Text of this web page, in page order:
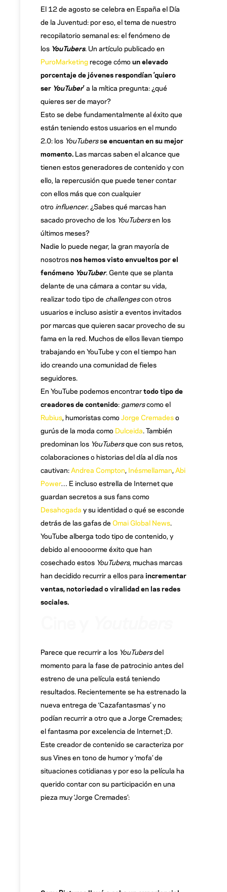
El 12 de agosto se celebra en España el Día
de la Juventud: por eso, el tema de nuestro
recopilatorio semanal es: el fenómeno de
los YouTubers. Un artículo publicado en
PuroMarketingrecoge cómo un elevado
porcentaje de jóvenes respondían ‘quiero
ser YouTuber‘a la mítica pregunta: ¿qué
quieres ser de mayor?
Esto se debe fundamentalmente al éxito que
están teniendo estos usuarios en el mundo
2.0: los YouTubersse encuentan en su mejor
momento. Las marcas saben el alcance que
tienen estos generadores de contenido y con
ello, la repercusión que puede tener contar
con ellos más que con cualquier
otro influencer. ¿Sabes qué marcas han
sacado provecho de los YouTubersen los
últimos meses?
Nadie lo puede negar, la gran mayoría de
nosotrosnos hemos visto envueltos por el
fenómeno YouTuber. Gente que se planta
delante de una cámara a contar su vida,
realizar todo tipo de challengescon otros
usuarios e incluso asistir a eventos invitados
por marcas que quieren sacar provecho de su
fama en la red. Muchos de ellos llevan tiempo
trabajando en YouTube y con el tiempo han
ido creando una comunidad de fieles
seguidores.
En YouTube podemos encontrartodo tipo de
creadores de contenido: gamerscomo el
Rubius, humoristas como Jorge Cremadeso
gurús de la moda como Dulceida. También
predominan los YouTubersque con sus retos,
colaboraciones o historias del día al día nos
cautivan:Andrea Compton, Inésmellaman,Abi
Power… E incluso estrella de Internet que
guardan secretos a sus fans como
Desahogada y su identidad o qué se esconde
detrás de las gafas de Omai Global News.
YouTube alberga todo tipo de contenido, y
debido al enoooorme éxito que han
cosechado estos YouTubers,muchas marcas
han decidido recurrir a ellos para incrementar
ventas, notoriedad o viralidad en las redes
sociales.
Parece que recurrir a los YouTubersdel
momento para la fase de patrocinio antes del
estreno de una película está teniendo
resultados. Recientemente se ha estrenado la
nueva entrega de ‘Cazafantasmas’ y no
podían recurrir a otro que a Jorge Cremades;
el fantasma por excelencia de Internet ;D.
Este creador de contenido se caracteriza por
sus Vines en tono de humor y ‘mofa’ de
situaciones cotidianas y por eso la película ha
querido contar con su participación en una
pieza muy ‘Jorge Cremades’: